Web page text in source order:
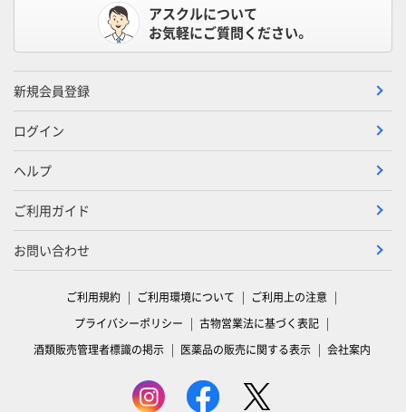
アスクルについて
お気軽にご質問ください。
新規会員登録
ログイン
ヘルプ
ご利用ガイド
お問い合わせ
ご利用規約 ご利用環境について
ご利用上の注意
プライバシーポリシー
古物営業法に基づく表記
酒類販売管理者標識の掲示
医薬品の販売に関する表示 会社案内